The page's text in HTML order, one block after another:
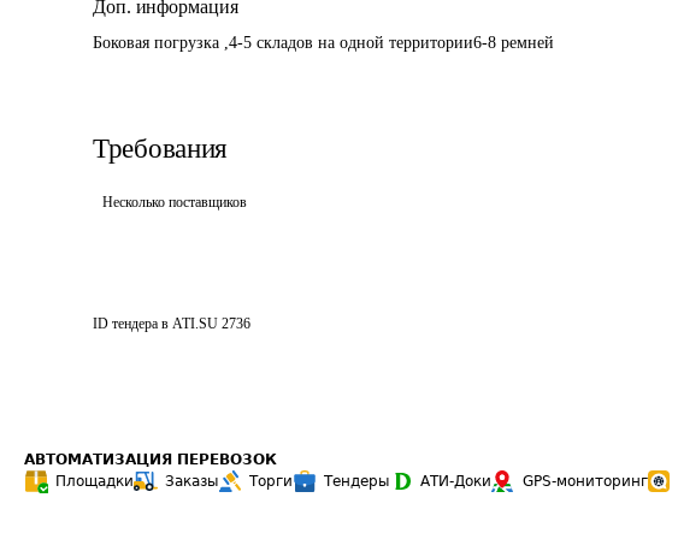
Доп. информация
Боковая погрузка ,4-5 складов на одной территории6-8 ремней
Требования
Несколько поставщиков
ID тендера в ATI.SU 2736
АВТОМАТИЗАЦИЯ ПЕРЕВОЗОК
Площадки
Заказы Торги Тендеры АТИ-Доки GPS-мониторинг